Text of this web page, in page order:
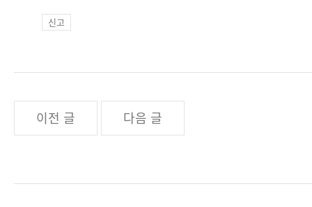
신고
이전 글 다음 글